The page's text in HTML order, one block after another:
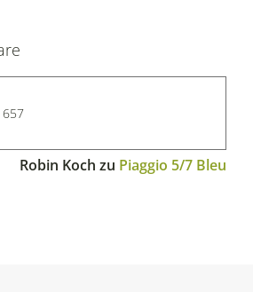
657
Robin Koch zu Piaggio 5/7 Bleu